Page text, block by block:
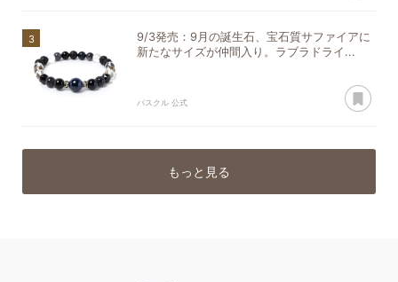
9/3発売：9月の誕生石、宝石質サファイアに
新たなサイズが仲間入り。ラブラドライ...
パスクル 公式
もっと見る